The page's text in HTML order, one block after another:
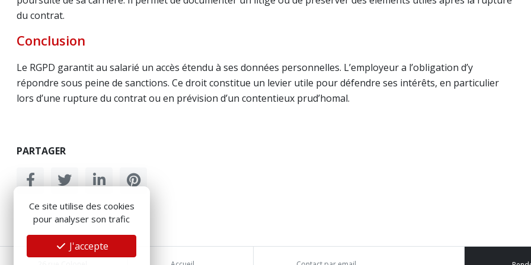
du contrat.
Conclusion
Le RGPD garantit au salarié un accès étendu à ses données personnelles. L’employeur a l’obligation d’y
répondre sous peine de sanctions. Ce droit constitue un levier utile pour défendre ses intérêts, en particulier
lors d’une rupture du contrat ou en prévision d’un contentieux prud’homal.
PARTAGER
Ce site utilise des cookies
pour analyser son trafic
J'accepte